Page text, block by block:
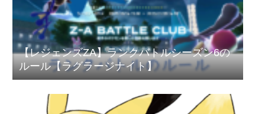
【レジェンズZA】ランクバトルシーズン6の
ルール【ラグラージナイト】